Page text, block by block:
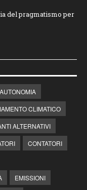
del pragmatismo per
AUTONOMIA
CLIMATICO
ALTERNATIVI
CONTATORI
EMISSIONI